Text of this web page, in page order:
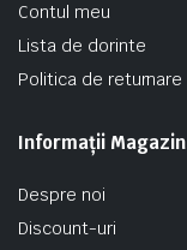
Contul meu
Lista de dorinte
Politica de returnare
Informații Magazin
Despre noi
Discount-uri